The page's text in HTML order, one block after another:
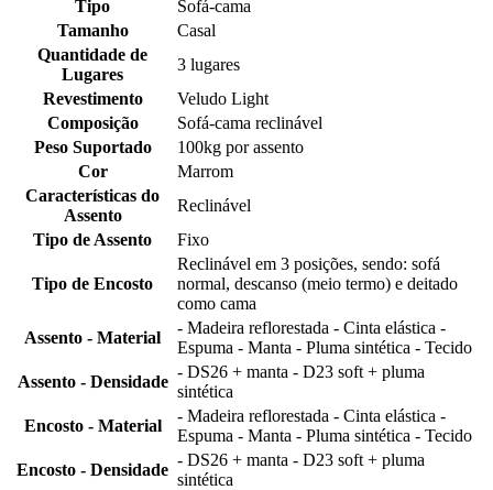
Tipo
Sofá-cama
Tamanho
Casal
Quantidade de
Lugares
3 lugares
Revestimento
Veludo Light
Composição
Sofá-cama reclinável
Peso Suportado
100kg por assento
Cor
Marrom
Características do
Assento
Reclinável
Tipo de Assento
Fixo
Tipo de Encosto
Reclinável em 3 posições, sendo: sofá
normal, descanso (meio termo) e deitado
como cama
Assento - Material
- Madeira reflorestada - Cinta elástica -
Espuma - Manta - Pluma sintética - Tecido
Assento - Densidade
- DS26 + manta - D23 soft + pluma
sintética
Encosto - Material
- Madeira reflorestada - Cinta elástica -
Espuma - Manta - Pluma sintética - Tecido
Encosto - Densidade
- DS26 + manta - D23 soft + pluma
sintética